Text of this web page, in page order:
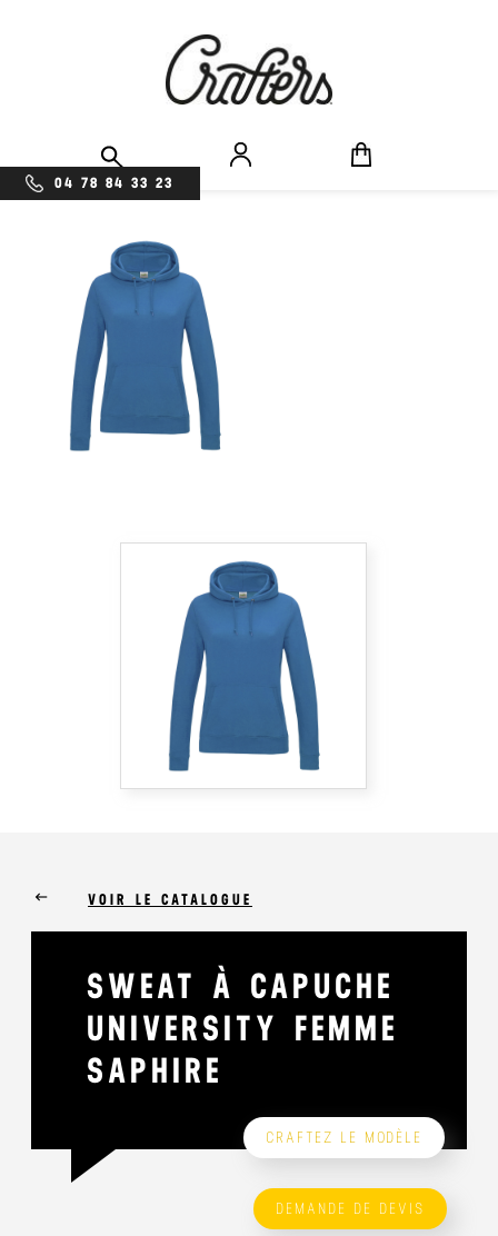
04 78 84 33 23
keyboard_backspace VOIR LE CATALOGUE
SWEAT À CAPUCHE
UNIVERSITY FEMME
SAPHIRE
CRAFTEZ LE MODÈLE
DEMANDE DE DEVIS